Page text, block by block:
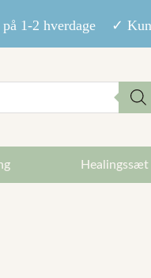
2 hverdage ✓
Healingssæt